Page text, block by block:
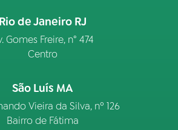
Rio de Janeiro RJ
Gomes Freire, n° 474
Centro
São Luís MA
Vieira da Silva, nº 126
Bairro de Fátima